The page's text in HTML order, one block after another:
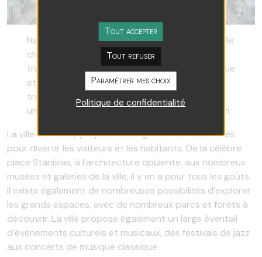
Nancy, en France, dans le Grand Est, est une ville
chargée d’histoire et de culture qui s’est
transformée en un marché immobilier dynamique
et attrayant. Située en Lorraine, Nancy se
trouve sur les rives de la Meurthe et constitue
un pôle industriel et culturel majeur de la région.
La ville de Nancy propose un large éventail d’activités
pour divertir les visiteurs et les habitants. De la célèbre
place Stanislas, à l’architecture opulente, aux nombreux
musées et galeries de la ville, il y en a pour tous les goûts.
Il existe également de nombreuses possibilités d’explorer
les grands espaces, avec de nombreux parcs et forêts à
découvrir. La ville propose également un large éventail
d’événements culturels et musicaux, des festivals de jazz
aux concerts de musique classique.
Tout accepter
Tout refuser
Paramétrer mes choix
Politique de confidentialité